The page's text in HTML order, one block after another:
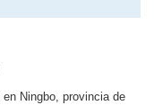
Ningbo, provincia de